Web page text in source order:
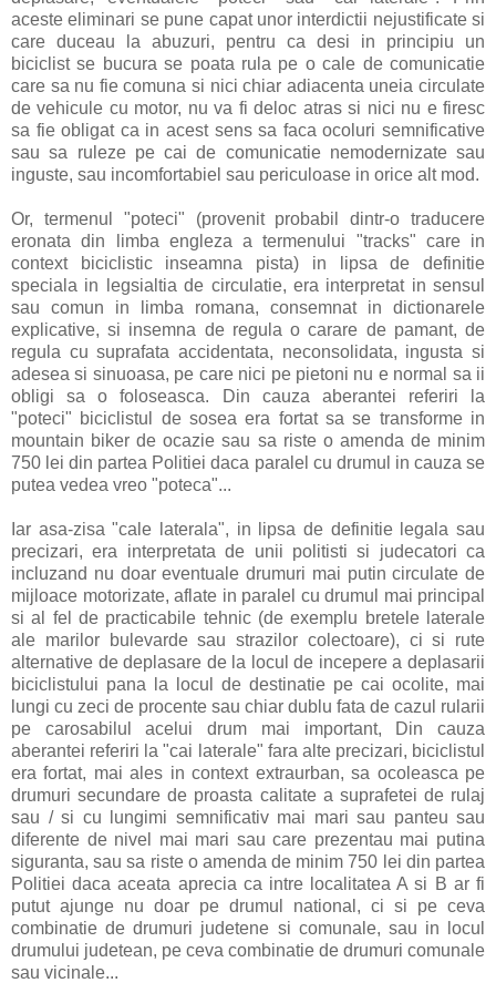
aceste eliminari se pune capat unor interdictii nejustificate si
care duceau la abuzuri, pentru ca desi in principiu un
biciclist se bucura se poata rula pe o cale de comunicatie
care sa nu fie comuna si nici chiar adiacenta uneia circulate
de vehicule cu motor, nu va fi deloc atras si nici nu e firesc
sa fie obligat ca in acest sens sa faca ocoluri semnificative
sau sa ruleze pe cai de comunicatie nemodernizate sau
inguste, sau incomfortabiel sau periculoase in orice alt mod.
Or, termenul "poteci" (provenit probabil dintr-o traducere
eronata din limba engleza a termenului "tracks" care in
context biciclistic inseamna pista) in lipsa de definitie
speciala in legsialtia de circulatie, era interpretat in sensul
sau comun in limba romana, consemnat in dictionarele
explicative, si insemna de regula o carare de pamant, de
regula cu suprafata accidentata, neconsolidata, ingusta si
adesea si sinuoasa, pe care nici pe pietoni nu e normal sa ii
obligi sa o foloseasca. Din cauza aberantei referiri la
"poteci" biciclistul de sosea era fortat sa se transforme in
mountain biker de ocazie sau sa riste o amenda de minim
750 lei din partea Politiei daca paralel cu drumul in cauza se
putea vedea vreo "poteca"...
Iar asa-zisa "cale laterala", in lipsa de definitie legala sau
precizari, era interpretata de unii politisti si judecatori ca
incluzand nu doar eventuale drumuri mai putin circulate de
mijloace motorizate, aflate in paralel cu drumul mai principal
si al fel de practicabile tehnic (de exemplu bretele laterale
ale marilor bulevarde sau strazilor colectoare), ci si rute
alternative de deplasare de la locul de incepere a deplasarii
biciclistului pana la locul de destinatie pe cai ocolite, mai
lungi cu zeci de procente sau chiar dublu fata de cazul rularii
pe carosabilul acelui drum mai important, Din cauza
aberantei referiri la "cai laterale" fara alte precizari, biciclistul
era fortat, mai ales in context extraurban, sa ocoleasca pe
drumuri secundare de proasta calitate a suprafetei de rulaj
sau / si cu lungimi semnificativ mai mari sau panteu sau
diferente de nivel mai mari sau care prezentau mai putina
siguranta, sau sa riste o amenda de minim 750 lei din partea
Politiei daca aceata aprecia ca intre localitatea A si B ar fi
putut ajunge nu doar pe drumul national, ci si pe ceva
combinatie de drumuri judetene si comunale, sau in locul
drumului judetean, pe ceva combinatie de drumuri comunale
sau vicinale...